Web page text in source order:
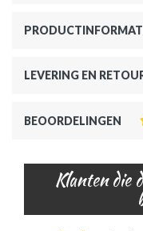
LEVERING EN
BEOORDELINGEN
Klanten die